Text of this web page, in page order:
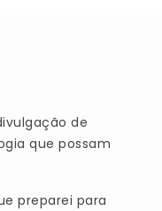
de
que possam
preparei para